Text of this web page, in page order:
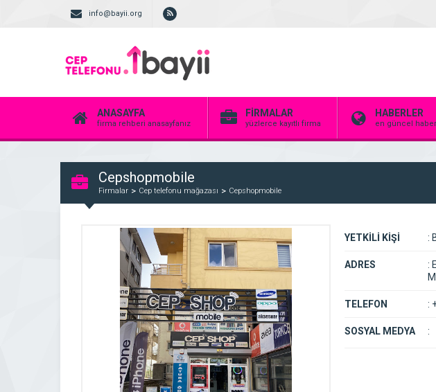
info@bayii.org
ANASAYFA
firma rehberi anasayfanız
FİRMALAR
yüzlerce kayıtlı firma
HABERLER
en güncel
Cepshopmobile
Firmalar Cep telefonu mağazası Cepshopmobile
YETKİLİ KİŞİ :
ADRES :
TELEFON :
SOSYAL MEDYA :